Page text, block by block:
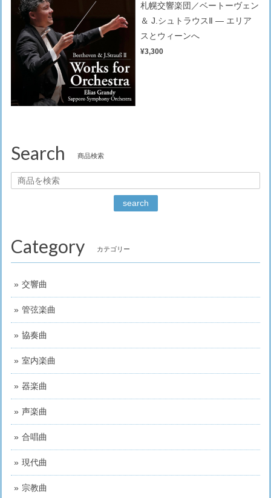
札幌交響楽団／ベートーヴェン
＆ J.シュトラウスⅡ — エリア
スとウィーンへ
¥3,300
Search 商品検索
search
Category カテゴリー
交響曲
管弦楽曲
協奏曲
室内楽曲
器楽曲
声楽曲
合唱曲
現代曲
宗教曲